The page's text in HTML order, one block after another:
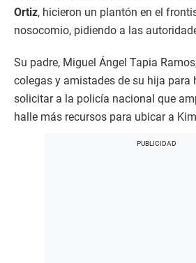
Ortiz, hicieron un plantón en el
nosocomio, pidiendo a las
Su padre, Miguel Ángel Tapia
colegas y amistades de su hija para
solicitar a la policía nacional que
halle más recursos para ubicar a